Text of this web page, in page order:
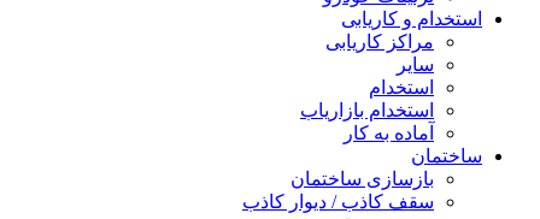
استخدام و کاریابی
مراکز کاریابی
سایر
استخدام
استخدام بازاریاب
آماده به کار
ساختمان
بازسازی ساختمان
سقف کاذب / دیوار کاذب